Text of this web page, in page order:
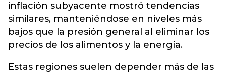
inflación subyacente mostró tendencias
similares, manteniéndose en niveles más
bajos que la presión general al eliminar los
precios de los alimentos y la energía.
Estas regiones suelen depender más de las